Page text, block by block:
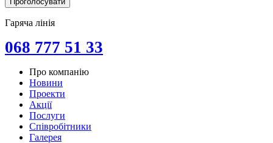
Гаряча лінія
068 777 51 33
Про компанію
Новини
Проекти
Акції
Послуги
Співробітники
Галерея